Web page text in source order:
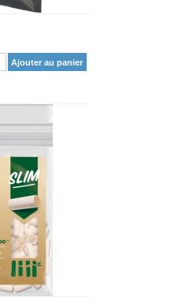
Ajouter au panier